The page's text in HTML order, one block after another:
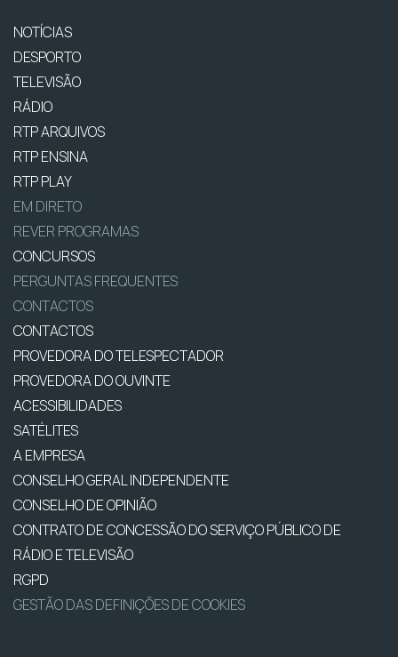
NOTÍCIAS
DESPORTO
TELEVISÃO
RÁDIO
RTP ARQUIVOS
RTP ENSINA
RTP PLAY
EM DIRETO
REVER PROGRAMAS
CONCURSOS
PERGUNTAS FREQUENTES
CONTACTOS
CONTACTOS
PROVEDORA DO TELESPECTADOR
PROVEDORA DO OUVINTE
ACESSIBILIDADES
SATÉLITES
A EMPRESA
CONSELHO GERAL INDEPENDENTE
CONSELHO DE OPINIÃO
CONTRATO DE CONCESSÃO DO SERVIÇO PÚBLICO DE
RÁDIO E TELEVISÃO
RGPD
GESTÃO DAS DEFINIÇÕES DE COOKIES